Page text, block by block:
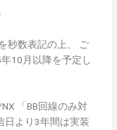
秒数表記の上、 ご
10月以降を予定し
「BB回線のみ対
日より3年間は実装